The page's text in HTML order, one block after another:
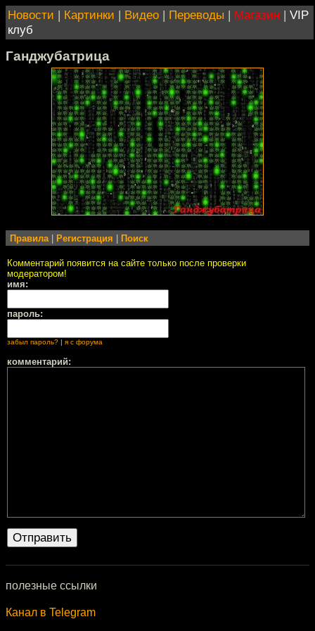
Новости | Картинки | Видео | Переводы | Магазин | VIP
клуб
Ганджубатрица
Правила Регистрация Поиск
Комментарий появится на сайте только после проверки
модератором!
имя:
пароль:
забыл пароль? | я с форума
комментарий:
полезные ссылки
Канал в Telegram